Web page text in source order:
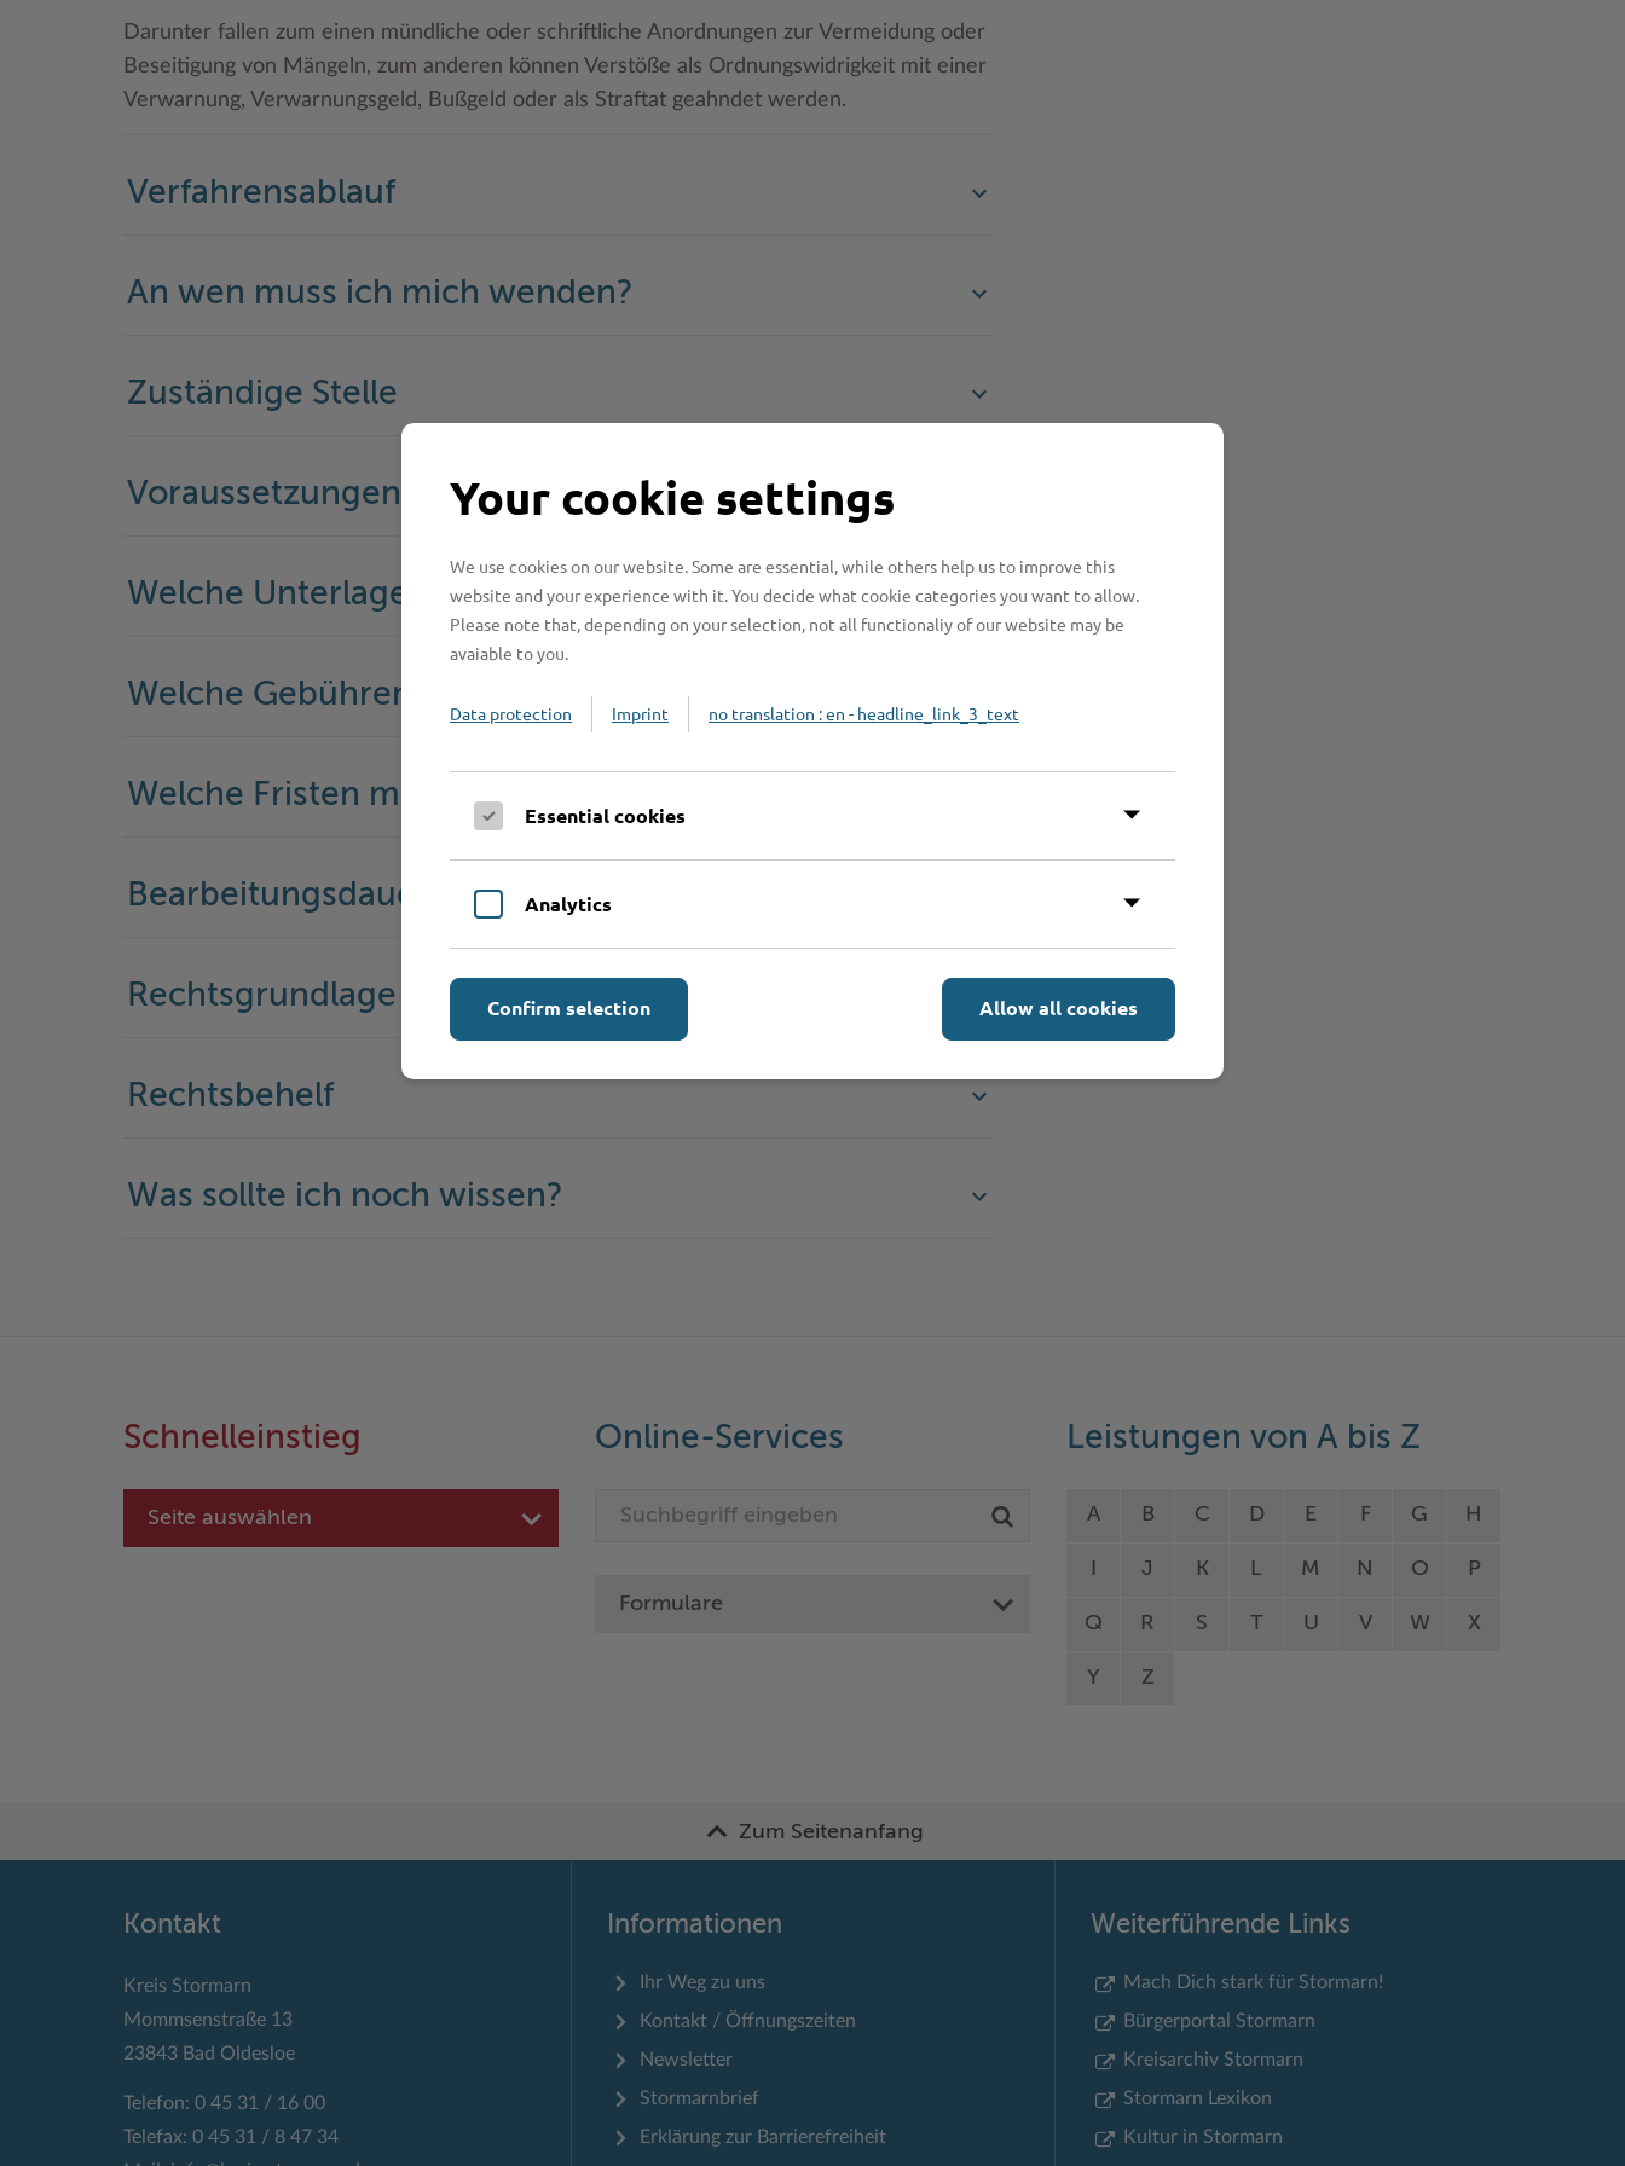
Darunter fallen zum einen mündliche oder schriftliche Anordnungen zur Vermeidung oder
Beseitigung von Mängeln, zum anderen können Verstöße als Ordnungswidrigkeit mit einer
Verwarnung, Verwarnungsgeld, Bußgeld oder als Straftat geahndet werden.
Verfahrensablauf
An wen muss ich mich wenden?
Zuständige Stelle
Voraussetzungen
Welche Unterlagen werden benötigt?
Welche Gebühren fallen an?
Welche Fristen muss ich beachten?
Bearbeitungsdauer
Rechtsgrundlage
Rechtsbehelf
Was sollte ich noch wissen?
Schnelleinstieg
Seite auswählen
Online-Services
Formulare
Leistungen von A bis Z
A B C D E F G H
J K L M N O P
Q R S T U V W X
Y Z
Zum Seitenanfang
Kontakt
Kreis Stormarn
Mommsenstraße 13
23843 Bad Oldesloe
Telefon: 0 45 31 / 16 00
Telefax: 0 45 31 / 8 47 34
Informationen
Ihr Weg zu uns
Kontakt / Öffnungszeiten
Newsletter
Stormarnbrief
Erklärung zur Barrierefreiheit
Weiterführende Links
Mach Dich stark für Stormarn!
Bürgerportal Stormarn
Kreisarchiv Stormarn
Stormarn Lexikon
Kultur in Stormarn
Your cookie settings
We use cookies on our website. Some are essential, while others help us to improve this
website and your experience with it. You decide what cookie categories you want to allow.
Please note that, depending on your selection, not all functionaliy of our website may be
avaiable to you.
Data protection Imprint no translation : en - headline_link_3_text
Essential cookies
Analytics
Allow all cookies
Confirm selection